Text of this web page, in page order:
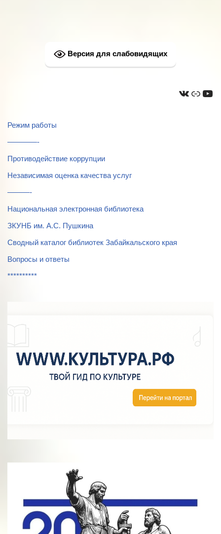
Версия для слабовидящих
Режим работы
————-
Противодействие коррупции
Независимая оценка качества услуг
———-
Национальная электронная библиотека
ЗКУНБ им. А.С. Пушкина
Сводный каталог библиотек Забайкальского края
Вопросы и ответы
**********